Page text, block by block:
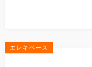
エレキベース